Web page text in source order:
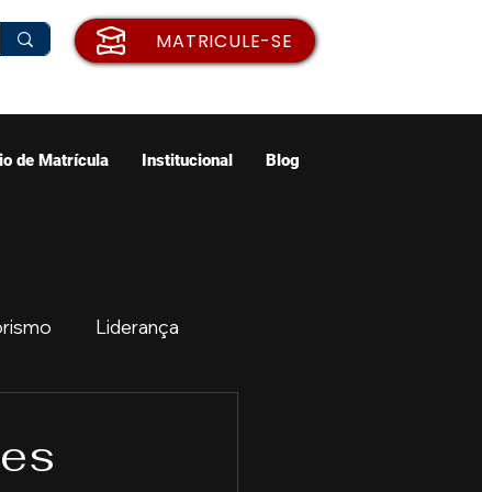
MATRICULE-SE
de Matrícula Institucional Blog
Liderança